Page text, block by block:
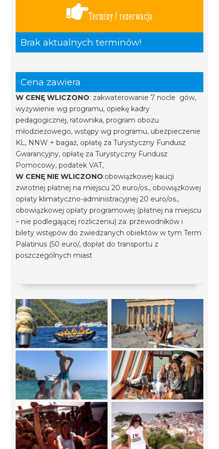
Terminy / rezerwacja
Brak aktualnych terminów!
Cena zawiera
W CENĘ WLICZONO: zakwaterowanie 7 nocle gów,
wyżywienie wg programu, opiekę kadry
pedagogicznej, ratownika, program obozu
młodzieżowego, wstępy wg programu, ubezpieczenie
KL, NNW + bagaż, opłatę za Turystyczny Fundusz
Gwarancyjny, opłatę za Turystyczny Fundusz
Pomocowy, podatek VAT,
W CENĘ NIE WLICZONO:obowiązkowej kaucji
zwrotnej płatnej na miejscu 20 euro/os., obowiązkowej
opłaty klimatyczno-administracyjnej 20 euro/os.,
obowiązkowej opłaty programowej (płatnej na miejscu
– nie podlegającej rozliczeniu) za: przewodników i
bilety wstępów do zwiedzanych obiektów w tym Term
Palatinus (50 euro/, dopłat do transportu z
poszczególnych miast